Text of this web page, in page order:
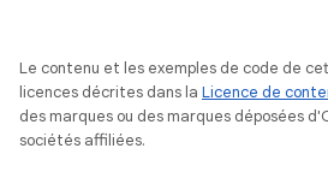
Le contenu et les exemples de code de
licences décrites dans la Licence de
des marques ou des marques déposées
sociétés affiliées.